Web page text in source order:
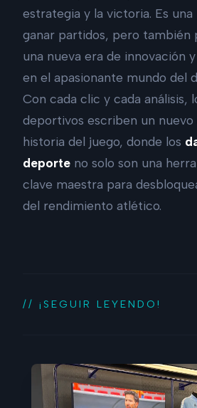
estrategia y la victoria. Es una
ganar partidos, pero también
una nueva era de innovación
en el apasionante mundo del
Con cada clic y cada análisis,
deportivos escriben un
historia del juego, donde los
deporte no solo son una
clave maestra para
del rendimiento atlético.
// ¡SEGUIR LEYENDO!